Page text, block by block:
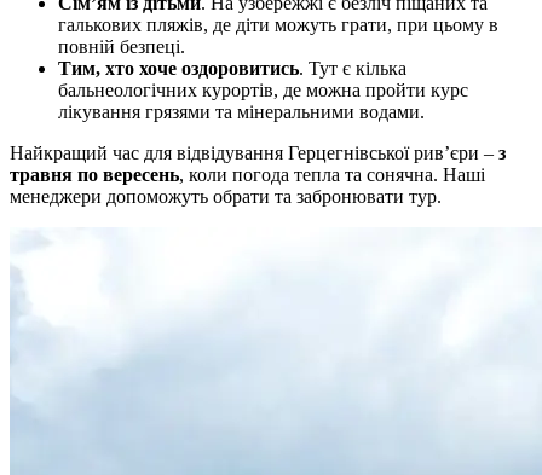
галькових пляжів, де діти можуть грати, при цьому в
повній безпеці.
Тим, хто хоче оздоровитись. Тут є кілька
бальнеологічних курортів, де можна пройти курс
лікування грязями та мінеральними водами.
Найкращий час для відвідування Герцегнівської рив’єри – з
травня по вересень, коли погода тепла та сонячна. Наші
менеджери допоможуть обрати та забронювати тур.